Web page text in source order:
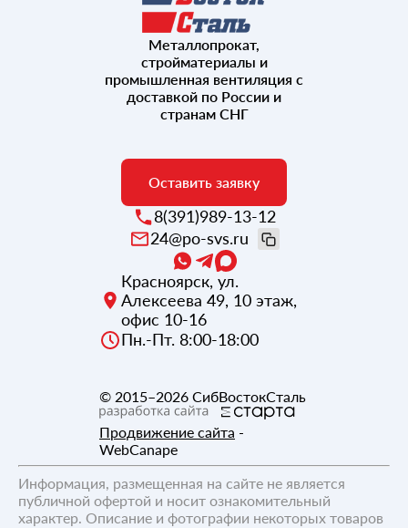
Металлопрокат,
стройматериалы и
промышленная вентиляция с
доставкой по России и
странам СНГ
Оставить заявку
8(391)989-13-12
24@po-svs.ru
Красноярск, ул.
Алексеева 49, 10 этаж,
офис 10-16
Пн.-Пт. 8:00-18:00
© 2015–2026 СибВостокСталь
Продвижение сайта -
WebCanape
Информация, размещенная на сайте не является
публичной офертой и носит ознакомительный
характер. Описание и фотографии некоторых товаров